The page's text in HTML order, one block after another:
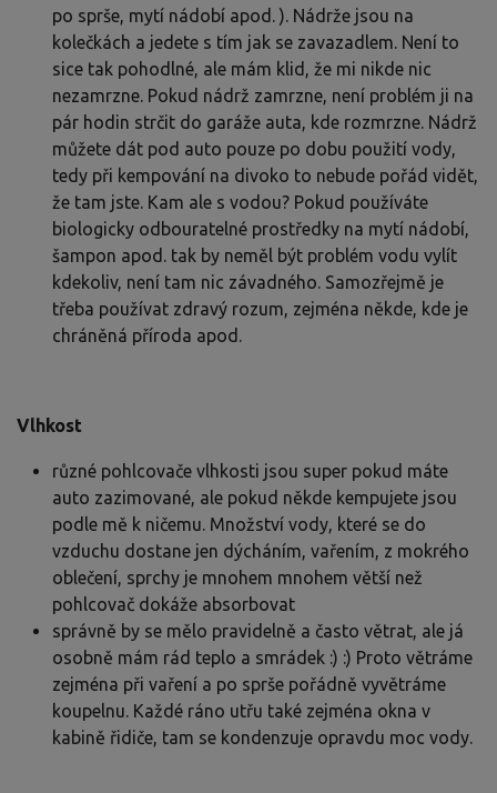
po sprše, mytí nádobí apod. ). Nádrže jsou na
kolečkách a jedete s tím jak se zavazadlem. Není to
sice tak pohodlné, ale mám klid, že mi nikde nic
nezamrzne. Pokud nádrž zamrzne, není problém ji na
pár hodin strčit do garáže auta, kde rozmrzne. Nádrž
můžete dát pod auto pouze po dobu použití vody,
tedy při kempování na divoko to nebude pořád vidět,
že tam jste. Kam ale s vodou? Pokud používáte
biologicky odbouratelné prostředky na mytí nádobí,
šampon apod. tak by neměl být problém vodu vylít
kdekoliv, není tam nic závadného. Samozřejmě je
třeba používat zdravý rozum, zejména někde, kde je
chráněná příroda apod.
Vlhkost
různé pohlcovače vlhkosti jsou super pokud máte
auto zazimované, ale pokud někde kempujete jsou
podle mě k ničemu. Množství vody, které se do
vzduchu dostane jen dýcháním, vařením, z mokrého
oblečení, sprchy je mnohem mnohem větší než
pohlcovač dokáže absorbovat
správně by se mělo pravidelně a často větrat, ale já
osobně mám rád teplo a smrádek :) :) Proto větráme
zejména při vaření a po sprše pořádně vyvětráme
koupelnu. Každé ráno utřu také zejména okna v
kabině řidiče, tam se kondenzuje opravdu moc vody.